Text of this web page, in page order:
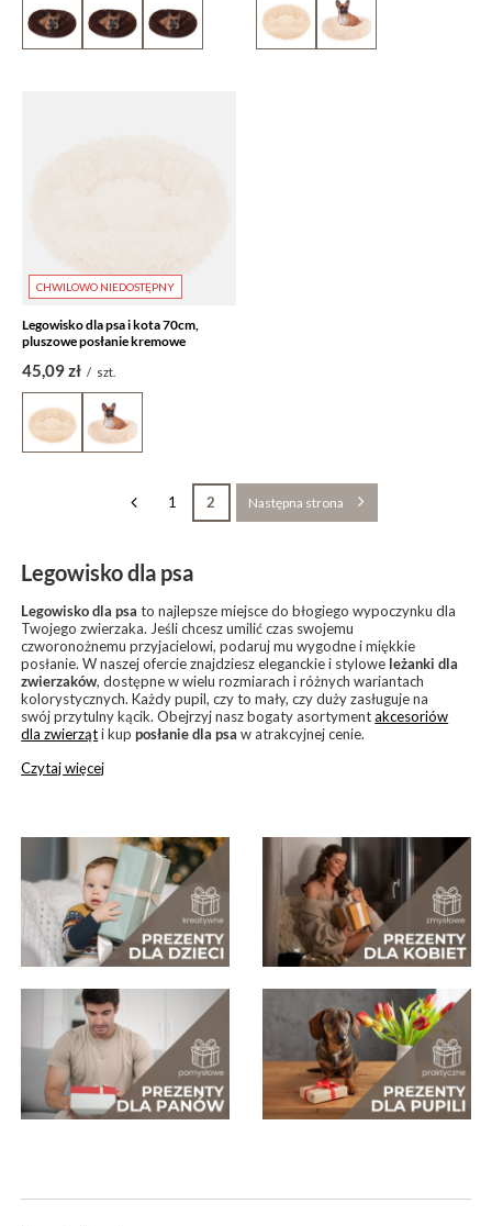
CHWILOWO NIEDOSTĘPNY
Legowisko dla psa i kota 70cm,
pluszowe posłanie kremowe
45,09 zł / szt.
1 2 Następna strona
Legowisko dla psa
Legowisko dla psa to najlepsze miejsce do błogiego wypoczynku dla
Twojego zwierzaka. Jeśli chcesz umilić czas swojemu
czworonożnemu przyjacielowi, podaruj mu wygodne i miękkie
posłanie. W naszej ofercie znajdziesz eleganckie i stylowe leżanki dla
zwierzaków, dostępne w wielu rozmiarach i różnych wariantach
kolorystycznych. Każdy pupil, czy to mały, czy duży zasługuje na
swój przytulny kącik. Obejrzyj nasz bogaty asortymentakcesoriów
dla zwierząti kup posłanie dla psa w atrakcyjnej cenie.
Czytaj więcej